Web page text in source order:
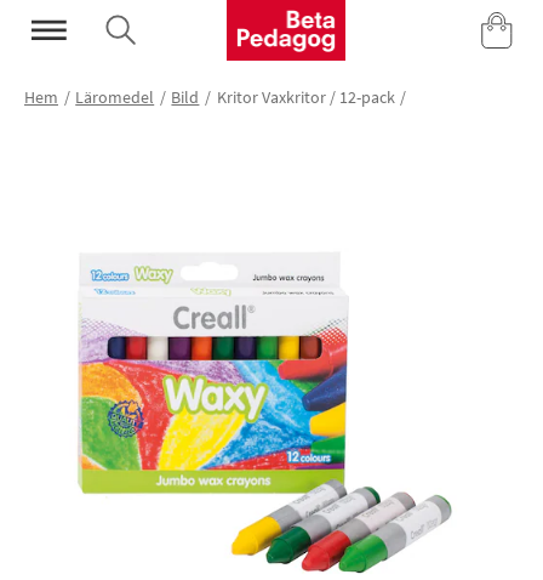
Mina Sidor
Hem Läromedel Bild Kritor Vaxkritor / 12-pack